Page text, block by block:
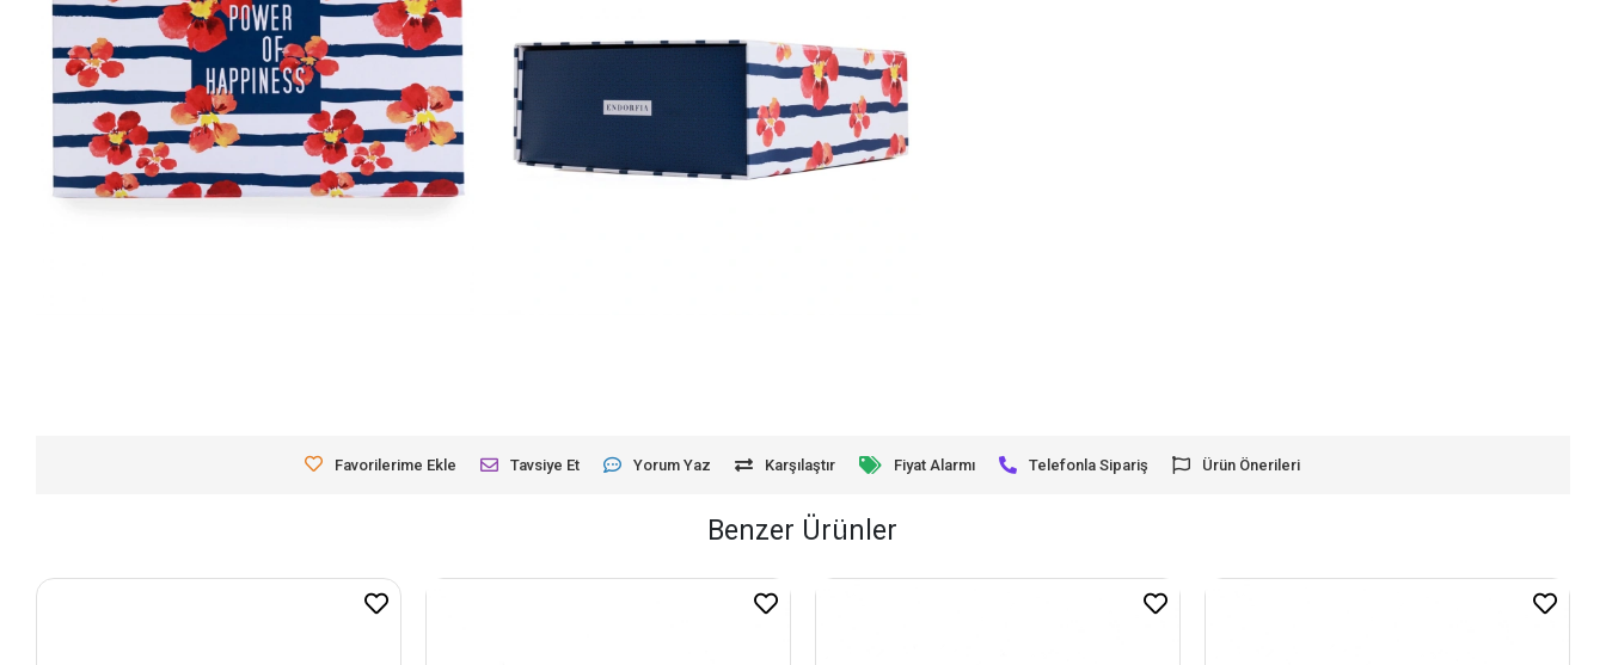
Favorilerime Ekle Tavsiye Et Yorum Yaz Karşılaştır Fiyat Alarmı Telefonla Sipariş Ürün Önerileri
Benzer Ürünler